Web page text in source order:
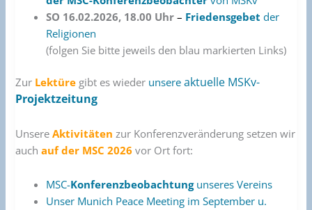
SO 16.02.2026, 18.00 Uhr– Friedensgebet der
Religionen
(folgen Sie bitte jeweils den blau markierten Links)
Zur Lektüre gibt es wieder unsereaktuelle MSKv-
Projektzeitung
UnsereAktivitäten zur Konferenzveränderung setzen wir
auchauf der MSC 2026 vor Ort fort:
MSC-Konferenzbeobachtung unseres Vereins
Unser Munich Peace Meeting im September u.